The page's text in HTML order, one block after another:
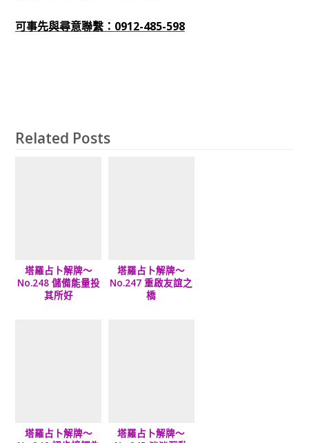
可事先與尋意聯繫：0912-485-598
Related Posts
塔羅占卜解牌～
No.248 儲備能量投
其所好
塔羅占卜解牌～
No.247 重啟友誼之
橋
塔羅占卜解牌～
塔羅占卜解牌～